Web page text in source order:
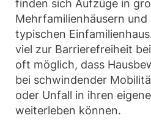
finden sich Aufzüge in
Mehrfamilienhäusern und
typischen
viel zur Barrierefreiheit
oft möglich, dass
bei schwindender
oder Unfall in ihren
weiterleben können.